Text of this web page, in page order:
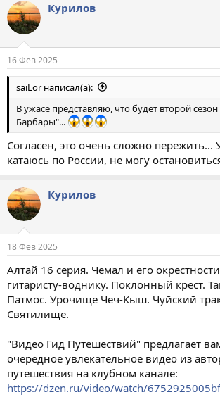
к
ц
и
Курилов
16 Фев 2025
saiLor написал(а):
В ужасе представляю, что будет второй сезон
Барбары"...
Согласен, это очень сложно пережить...
катаюсь по России, не могу
Курилов
18 Фев 2025
Алтай 16 серия. Чемал и его
гитаристу-воднику. Поклонный крест.
Патмос. Урочище Чеч-Кыш. Чуйский
Святилище.
"Видео Гид Путешествий" предлагает
очередное увлекательное видео из
путешествия на клубном канале:
https://dzen.ru/video/watch/